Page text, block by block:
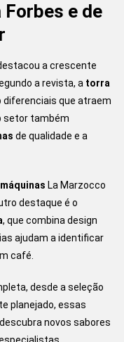
e de
a crescente
a revista, a torra
diferenciais que atraem
setor também
de qualidade e a
máquinas La Marzocco
destaque é o
, que combina design
ajudam a identificar
café.
desde a seleção
planejado, essas
novos sabores